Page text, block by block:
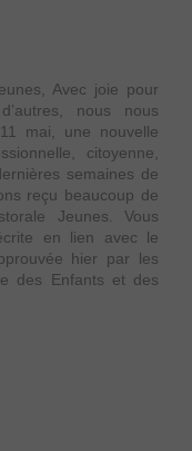
Avec joie pour
nous nous
mai, une nouvelle
citoyenne,
semaines de
reçu beaucoup de
Jeunes. Vous
en lien avec le
hier par les
des Enfants et des